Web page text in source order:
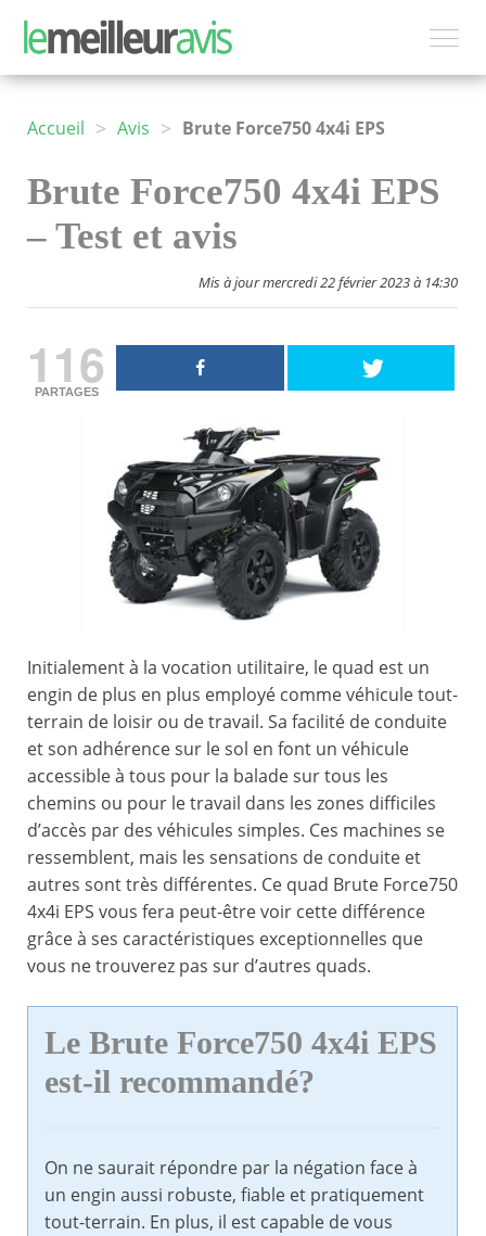
Accueil > Avis > Brute Force750 4x4i EPS
Brute Force750 4x4i EPS
– Test et avis
Mis à jour mercredi 22 février 2023 à 14:30
116
PARTAGES
Initialement à la vocation utilitaire, le quad est un
engin de plus en plus employé comme véhicule tout-
terrain de loisir ou de travail. Sa facilité de conduite
et son adhérence sur le sol en font un véhicule
accessible à tous pour la balade sur tous les
chemins ou pour le travail dans les zones difficiles
d’accès par des véhicules simples. Ces machines se
ressemblent, mais les sensations de conduite et
autres sont très différentes. Ce quad Brute Force750
4x4i EPS vous fera peut-être voir cette différence
grâce à ses caractéristiques exceptionnelles que
vous ne trouverez pas sur d’autres quads.
Le Brute Force750 4x4i EPS
est-il recommandé?
On ne saurait répondre par la négation face à
un engin aussi robuste, fiable et pratiquement
tout-terrain. En plus, il est capable de vous